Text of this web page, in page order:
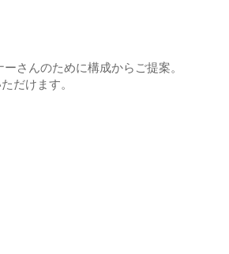
さんのために構成からご提案。
だけます。